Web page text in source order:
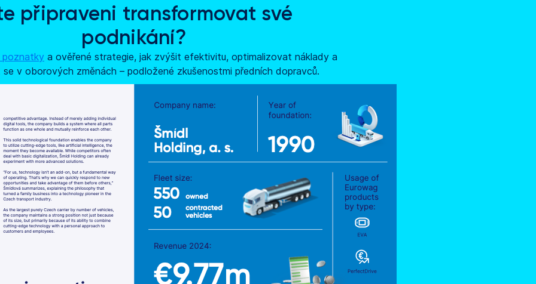
připraveni transformovat své
podnikání?
a ověřené strategie, jak zvýšit efektivitu, optimalizovat náklady a
v oborových změnách – podložené zkušenostmi předních dopravců.